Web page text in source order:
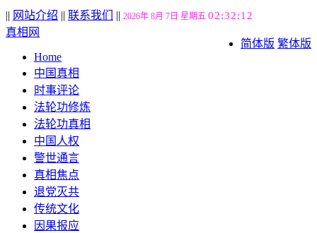
|| 网站介绍 || 联系我们 || 2026年 8月 7日 星期五 02:32:13
简体版 繁体版
真相网
Home
中国真相
时事评论
法轮功修炼
法轮功真相
中国人权
警世通言
真相焦点
退党灭共
传统文化
因果报应